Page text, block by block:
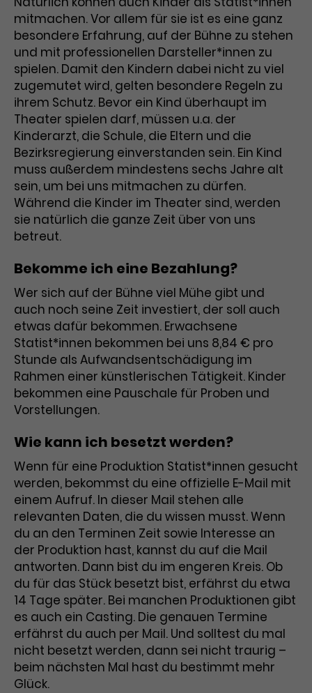
Anbieter Google Analytics
Laufzeit 1 Minute
Zweck
Das ist ein von Google Analytics
gesetztes Cookie. Bestimmte
Daten werden nur maximal einmal
pro Minute an Google Analytics
gesendet. Solange es gesetzt ist,
werden bestimmte
Datenübertragungen
unterbunden.
Laufzeit 3 Monate
Zweck
Dieses Cookie wird verwendet, um
Nutzerinteraktionen mit
Werbeanzeigen zu messen und
Remarketing-Funktionen
bereitzustellen.
Name IDE
Anbieter Google / DoubleClick
Laufzeit
Zweck
Dieses Cookie dient der Anzeige
misst die Wirksamkeit von
Werbekampagnen über
verschiedene Websites hinweg.
mitmachen. Vor allem für sie ist es eine ganz
besondere Erfahrung, auf der Bühne zu stehen
und mit professionellen Darsteller*innen zu
spielen. Damit den Kindern dabei nicht zu viel
zugemutet wird, gelten besondere Regeln zu
ihrem Schutz. Bevor ein Kind überhaupt im
Theater spielen darf, müssen u.a. der
Kinderarzt, die Schule, die Eltern und die
Bezirksregierung einverstanden sein. Ein Kind
muss außerdem mindestens sechs Jahre alt
sein, um bei uns mitmachen zu dürfen.
Während die Kinder im Theater sind, werden
sie natürlich die ganze Zeit über von uns
betreut.
Bekomme ich eine Bezahlung?
Wer sich auf der Bühne viel Mühe gibt und
auch noch seine Zeit investiert, der soll auch
etwas dafür bekommen. Erwachsene
Statist*innen bekommen bei uns 8,84 € pro
Stunde als Aufwandsentschädigung im
Rahmen einer künstlerischen Tätigkeit. Kinder
bekommen eine Pauschale für Proben und
Vorstellungen.
Wie kann ich besetzt werden?
Wenn für eine Produktion Statist*innen gesucht
werden, bekommst du eine offizielle E-Mail mit
einem Aufruf. In dieser Mail stehen alle
relevanten Daten, die du wissen musst. Wenn
du an den Terminen Zeit sowie Interesse an
der Produktion hast, kannst du auf die Mail
antworten. Dann bist du im engeren Kreis. Ob
du für das Stück besetzt bist, erfährst du etwa
14 Tage später. Bei manchen Produktionen gibt
es auch ein Casting. Die genauen Termine
erfährst du auch per Mail. Und solltest du mal
nicht besetzt werden, dann sei nicht traurig –
beim nächsten Mal hast du bestimmt mehr
Glück.